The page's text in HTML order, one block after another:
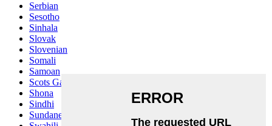
Serbian
Sesotho
Sinhala
Slovak
Slovenian
Somali
Samoan
Scots Gaelic
Shona
Sindhi
Sundanese